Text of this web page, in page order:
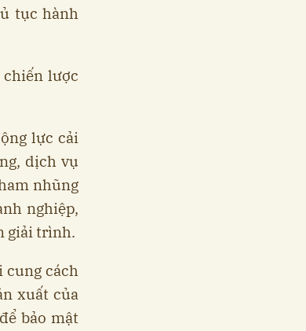
tục hành
chiến lược
lực cải
dịch vụ
nhũng
nghiệp,
giải trình.
cung cách
xuất của
bảo mật